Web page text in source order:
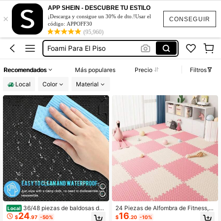
CONSEGUIR
×
APP SHEIN - DESCUBRE TU ESTILO
¡Descarga y consigue un 30% de dto.!Usar el
código: APPOFF30
(95,960)
Piso De Espuma
Tapete De Fomi
Foami Para El Piso
Lipo Foam
Tapete De Fomi
Recomendados Más populares Precio
Filtros
Local
Color Material
Local 36/48 piezas de baldosas de
espuma entrelazables de 12" x 12"
$24.97 -50%
24 Piezas de Alfombra de Fitness, A
lfombra de Espuma Interconectada
$16.20 -10%